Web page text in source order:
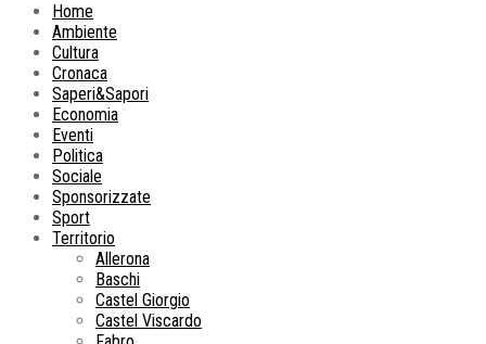
Home
Ambiente
Cultura
Cronaca
Saperi&Sapori
Economia
Eventi
Politica
Sociale
Sponsorizzate
Sport
Territorio
Allerona
Baschi
Castel Giorgio
Castel Viscardo